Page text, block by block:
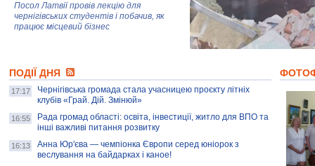
Посол Латвії провів лекцію для
чернігівських студентів і побачив, як
працює місцевий бізнес
колекцію про війну, емоції та тварин
AB InBev Efes Україна підтримала
навчальний проєкт "Молодіжна бізнес-
школа", спрямований на розвиток
підприємництва у Чернігівській області
ПОДІЇ ДНЯ
17:17
Чернігівська громада стала учасницею проєкту літніх
клубів «Грай. Дій. Змінюй»
16:55
Рада громад області: освіта, інвестиції, житло для ВПО та
інші важливі питання розвитку
16:13
Анна Юр'єва — чемпіонка Європи серед юніорок з
веслування на байдарках і каное!